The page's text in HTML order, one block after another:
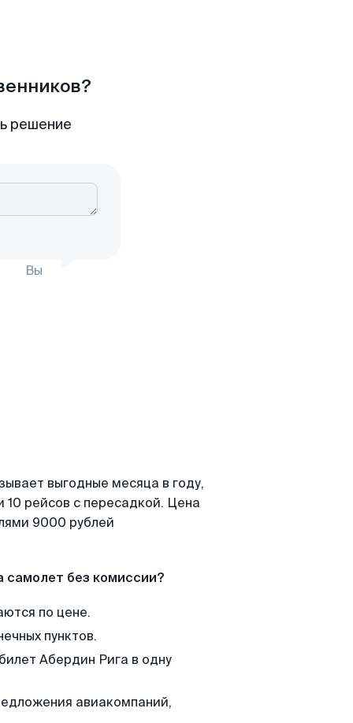
решение
Вы
выгодные месяца в году,
рейсов с пересадкой. Цена
9000 рублей
самолет без комиссии?
по цене.
пунктов.
Абердин Рига в одну
авиакомпаний,